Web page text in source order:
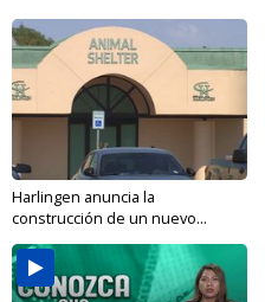
Harlingen anuncia la
construcción de un nuevo...